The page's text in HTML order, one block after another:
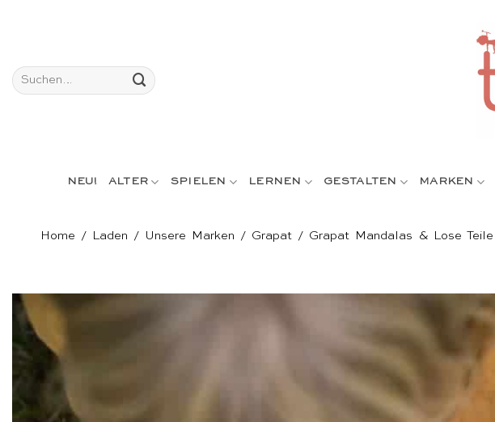
Suchen
nach:
NEU! ALTER SPIELEN LERNEN GESTALTEN MARKEN
Home / Laden / Unsere Marken / Grapat / Grapat Mandalas & Lose Teile